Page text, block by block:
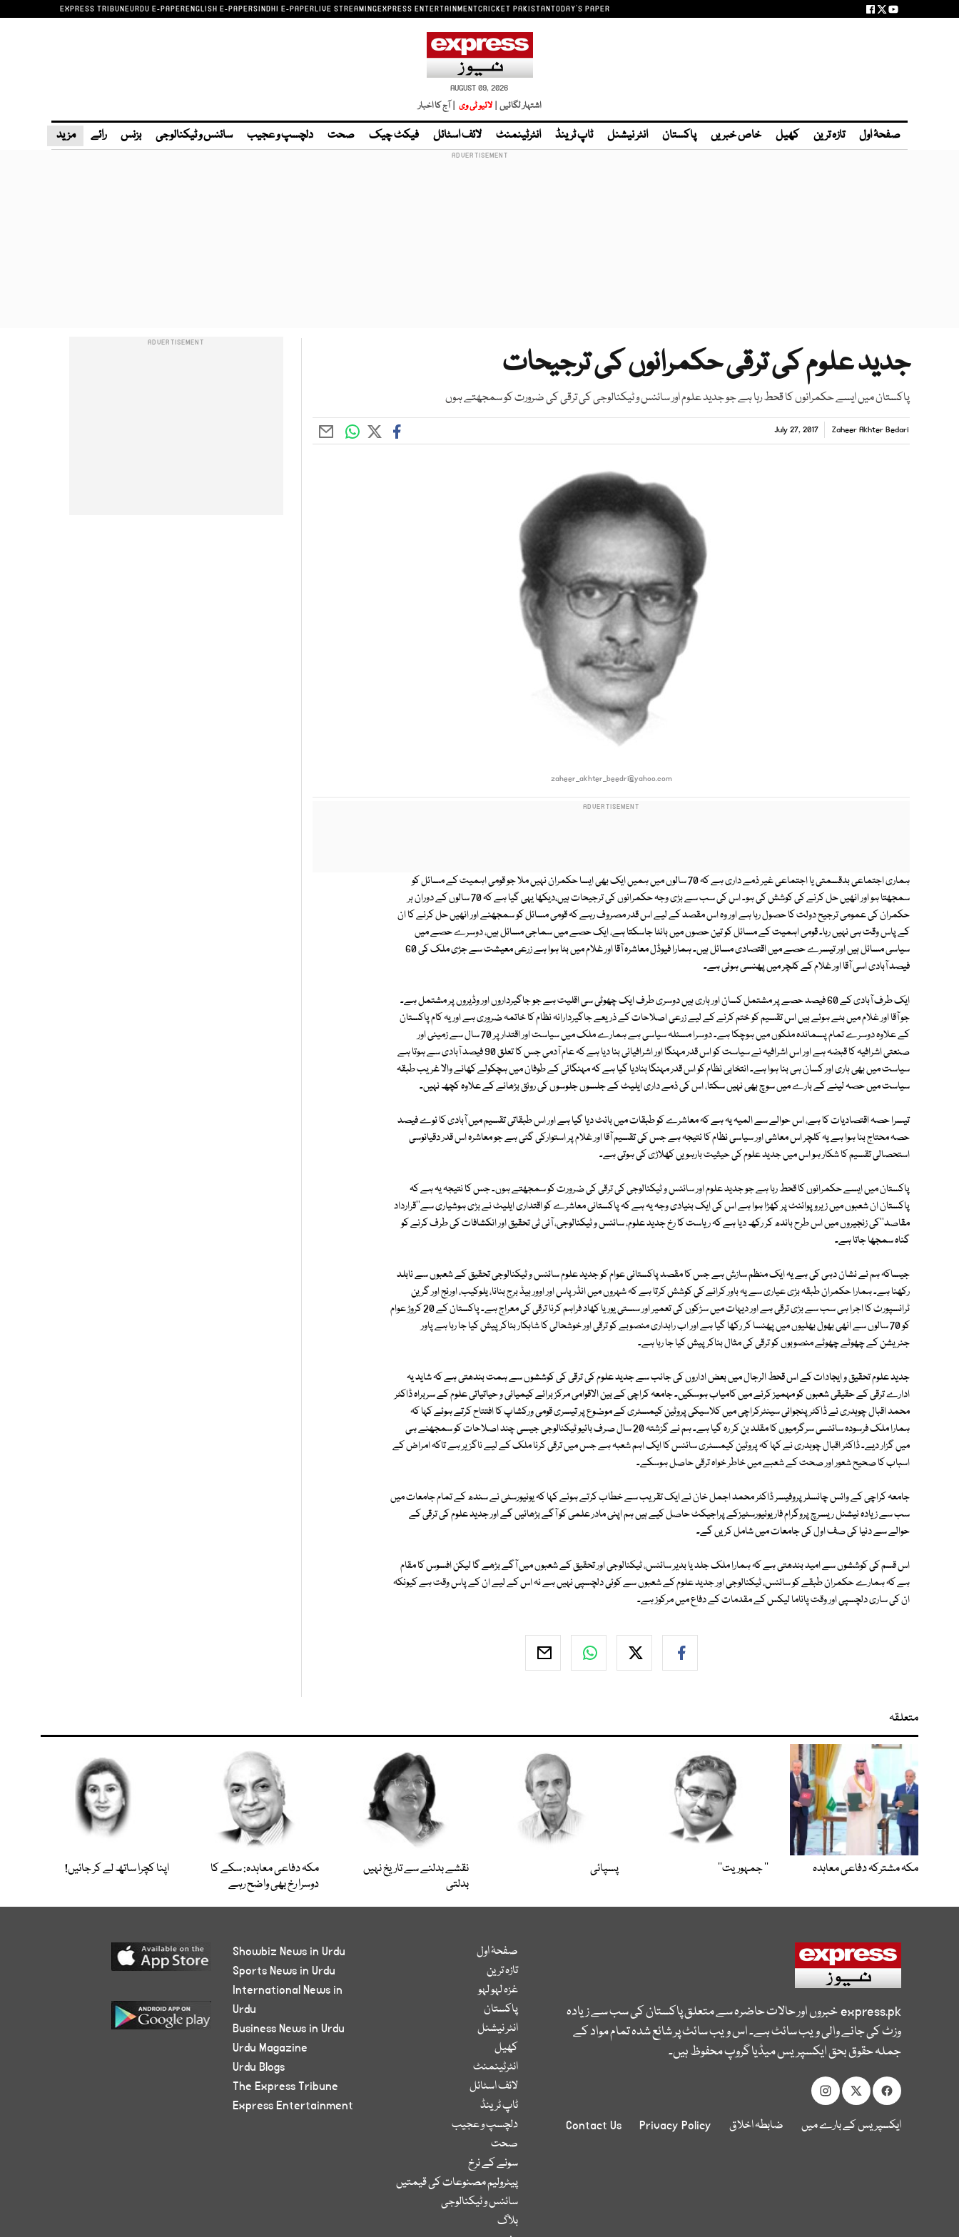
EXPRESS TRIBUNEURDU E-PAPERENGLISH E-PAPERSINDHI E-PAPERLIVE STREAMINGEXPRESS ENTERTAINMENTCRICKET PAKISTANTODAY'S PAPER
AUGUST 09, 2026
اشتہار لگائیں | لائیو ٹی وی | آج کا اخبار
صفحۂ اول تازہ ترین کھیل خاص خبریں پاکستان انٹر نیشنل ٹاپ ٹرینڈ انٹرٹینمنٹ لائف اسٹائل فیکٹ چیک صحت دلچسپ و عجیب سائنس و ٹیکنالوجی بزنس رائے مزید
جدید علوم کی ترقی حکمرانوں کی ترجیحات
پاکستان میں ایسے حکمرانوں کا قحط رہا ہے جو جدید علوم اور سائنس و ٹیکنالوجی کی ترقی کی ضرورت کو سمجھتے ہوں
Zaheer Akhter Bedari
July 27, 2017
zaheer_akhter_beedri@yahoo.com
ہماری اجتماعی بدقسمتی یا اجتماعی غیر ذمے داری ہے کہ 70 سالوں میں ہمیں ایک بھی ایسا حکمران نہیں ملا جو قومی اہمیت کے مسائل کو
سمجھتا ہو اور انھیں حل کرنے کی کوشش کی ہو۔ اس کی سب سے بڑی وجہ حکمرانوں کی ترجیحات ہیں،دیکھا یہی گیا ہے کہ 70 سالوں کے دوران ہر
حکمران کی عمومی ترجیح دولت کا حصول رہا ہے اور وہ اس مقصد کے لیے اس قدر مصروف رہے کہ قومی مسائل کو سمجھنے اور انھیں حل کرنے کا ان
کے پاس وقت ہی نہیں رہا۔ قومی اہمیت کے مسائل کو تین حصوں میں بانٹا جاسکتا ہے، ایک حصے میں سماجی مسائل ہیں، دوسرے حصے میں
سیاسی مسائل ہیں اور تیسرے حصے میں اقتصادی مسائل ہیں۔ ہمارا فیوڈل معاشرہ آقا اور غلام میں بٹا ہوا ہے زرعی معیشت سے جڑی ملک کی 60
فیصد آبادی اسی آقا اور غلام کے کلچر میں پھنسی ہوئی ہے۔
ایک طرف آبادی کے 60 فیصد حصے پر مشتمل کسان اور ہاری ہیں دوسری طرف ایک چھوٹی سی اقلیت ہے جو جاگیرداروں اور وڈیروں پر مشتمل ہے۔
جو آقا اور غلام میں بٹے ہوئے ہیں اس تقسیم کو ختم کرنے کے لیے زرعی اصلاحات کے ذریعے جاگیردارانہ نظام کا خاتمہ ضروری ہے اور یہ کام پاکستان
کے علاوہ دوسرے تمام پسماندہ ملکوں میں ہوچکا ہے۔ دوسرا مسئلہ سیاسی ہے ہمارے ملک میں سیاست اور اقتدار پر 70 سال سے زمینی اور
صنعتی اشرافیہ کا قبضہ ہے اور اس اشرافیہ نے سیاست کو اس قدر مہنگا اور اشرافیائی بنا دیا ہے کہ عام آدمی جس کا تعلق 90 فیصد آبادی سے ہوتا ہے
سیاست میں بھی ہاری اور کسان ہی بنا ہوا ہے۔ انتخابی نظام کو اس قدر مہنگا بنادیا گیا ہے کہ مہنگائی کے طوفان میں ہچکولے کھانے والا غریب طبقہ
سیاست میں حصہ لینے کے بارے میں سوچ بھی نہیں سکتا، اس کی ذمے داری ایلیٹ کے جلسوں جلوسوں کی رونق بڑھانے کے علاوہ کچھ نہیں۔
تیسرا حصہ اقتصادیات کا ہے، اس حوالے سے المیہ یہ ہے کہ معاشرے کو طبقات میں بانٹ دیا گیا ہے اور اس طبقاتی تقسیم میں آبادی کا نوے فیصد
حصہ محتاج بنا ہوا ہے یہ کلچر اس معاشی اور سیاسی نظام کا نتیجہ ہے جس کی تقسیم آقا اور غلام پر استوارکی گئی ہے جو معاشرہ اس قدر دقیانوسی
استحصالی تقسیم کا شکار ہو اس میں جدید علوم کی حیثیت بارہویں کھلاڑی کی ہوتی ہے۔
پاکستان میں ایسے حکمرانوں کا قحط رہا ہے جو جدید علوم اور سائنس و ٹیکنالوجی کی ترقی کی ضرورت کو سمجھتے ہوں۔ جس کا نتیجہ یہ ہے کہ
پاکستان ان شعبوں میں زیرو پوائنٹ پر کھڑا ہوا ہے اس کی ایک بنیادی وجہ یہ ہے کہ پاکستانی معاشرے کو اقتداری ایلیٹ نے بڑی ہوشیاری سے''قرارداد
مقاصد''کی زنجیروں میں اس طرح باندھ کر رکھ دیا ہے کہ ریاست کا رخ جدید علوم، سائنس و ٹیکنالوجی، آئی ٹی تحقیق اور انکشافات کی طرف کرنے کو
گناہ سمجھا جاتا ہے۔
جیساکہ ہم نے نشان دہی کی ہے یہ ایک منظم سازش ہے جس کا مقصد پاکستانی عوام کو جدید علوم سائنس و ٹیکنالوجی تحقیق کے شعبوں سے نابلد
رکھنا ہے۔ ہمارا حکمران طبقہ بڑی عیاری سے یہ باور کرانے کی کوشش کرتا ہے کہ شہروں میں انڈر پاس اور اوور ہیڈ برج بنانا، یلوکیب، اورنج اور گرین
ٹرانسپورٹ کا اجرا ہی سب سے بڑی ترقی ہے اور دیہات میں سڑکوں کی تعمیر اور سستی یوریا کھاد فراہم کرنا ترقی کی معراج ہے۔ پاکستان کے 20 کروڑ عوام
کو 70 سالوں سے انھی بھول بھلیوں میں پھنسا کر رکھا گیا ہے اور اب راہداری منصوبے کو ترقی اور خوشحالی کا شاہکار بناکر پیش کیا جا رہا ہے پاور
جنریشن کے چھوٹے چھوٹے منصوبوں کو ترقی کی مثال بناکر پیش کیا جا رہا ہے۔
جدید علوم تحقیق و ایجادات کے اس قحط الرجال میں بعض اداروں کی جانب سے جدید علوم کی ترقی کی کوششوں سے ہمت بندھتی ہے کہ شاید یہ
ادارے ترقی کے حقیقی شعبوں کو مہمیز کرنے میں کامیاب ہوسکیں۔ جامعہ کراچی کے بین الاقوامی مرکز برائے کیمیائی و حیاتیاتی علوم کے سربراہ ڈاکٹر
محمد اقبال چوہدری نے ڈاکٹر پنجوانی سینٹرکراچی میں کلاسیکی پروٹین کیمسٹری کے موضوع پر تیسری قومی ورکشاپ کا افتتاح کرتے ہوئے کہا کہ
ہمارا ملک فرسودہ سائنسی سرگرمیوں کا مقلد بن کر رہ گیا ہے۔ ہم نے گزشتہ 20 سال صرف بائیو ٹیکنالوجی جیسی چند اصلاحات کو سمجھنے ہی
میں گزار دیے۔ ڈاکٹر اقبال چوہدری نے کہا کہ پروٹین کیمسٹری سائنس کا ایک اہم شعبہ ہے جس میں ترقی کرنا ملک کے لیے ناگزیر ہے تاکہ امراض کے
اسباب کا صحیح شعور اور صحت کے شعبے میں خاطر خواہ ترقی حاصل ہوسکے۔
جامعہ کراچی کے وائس چانسلر پروفیسر ڈاکٹر محمد اجمل خان نے ایک تقریب سے خطاب کرتے ہوئے کہا کہ یونیورسٹی نے سندھ کے تمام جامعات میں
سب سے زیادہ نیشنل ریسرچ پروگرام فار یونیورسٹیزکے پراجیکٹ حاصل کیے ہیں ہم اپنی مادر علمی کو آگے بڑھائیں گے اور جدید علوم کی ترقی کے
حوالے سے دنیا کی صف اول کی جامعات میں شامل کریں گے۔
اس قسم کی کوششوں سے امید بندھتی ہے کہ ہمارا ملک جلد یا بدیر سائنس، ٹیکنالوجی اور تحقیق کے شعبوں میں آگے بڑھے گا لیکن افسوس کا مقام
ہے کہ ہمارے حکمران طبقے کو سائنس، ٹیکنالوجی اور جدید علوم کے شعبوں سے کوئی دلچسپی نہیں ہے نہ اس کے لیے ان کے پاس وقت ہے کیونکہ
ان کی ساری دلچسپی اور وقت پاناما لیکس کے مقدمات کے دفاع میں مرکوز ہے۔
متعلقہ
مکہ مشترکہ دفاعی معاہدہ ’’ جمہوریت‘‘ پسپائی
نقشے بدلنے سے تاریخ نہیں
بدلتی
مکہ دفاعی معاہدہ: سکے کا
دوسرا رخ بھی واضح رہے
اپنا کچرا ساتھ لے کر جائیں!
express.pkخبروں اور حالات حاضرہ سے متعلق پاکستان کی سب سے زیادہ
وزٹ کی جانے والی ویب سائٹ ہے۔ اس ویب سائٹ پر شائع شدہ تمام مواد کے
جملہ حقوق بحق ایکسپریس میڈیا گروپ محفوظ ہیں۔
ایکسپریس کے بارے میں ضابطہ اخلاق Privacy Policy
Contact Us
صفحۂ اول
تازہ ترین
غزہ لہو لہو
پاکستان
انٹر نیشنل
کھیل
انٹرٹینمنٹ
لائف اسٹائل
ٹاپ ٹرینڈ
دلچسپ و عجیب
صحت
سونے کے نرخ
پیٹرولیم مصنوعات کی قیمتیں
سائنس و ٹیکنالوجی
بلاگ
Showbiz News in Urdu
Sports News in Urdu
International News in
Urdu
Business News in Urdu
Urdu Magazine
Urdu Blogs
The Express Tribune
Express Entertainment